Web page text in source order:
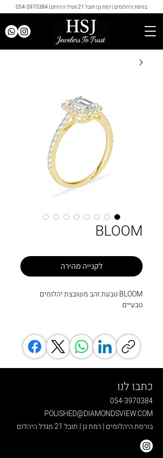
בורסת היהלומים | רמת גן | תובל 21 מגדל היהלום | 054-3970384
BLOOM
לקנייה מהירה
BLOOM טבעת זהב משובצת יהלומים
טבעיים
כתבו לנו
054-3970384
POLISHED@DIAMONDSVIEW.COM
בורסת היהלומים | רמת גן | תובל 21 מגדל היהלום